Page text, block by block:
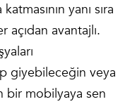
yanı sıra
açıdan avantajlı.
giyebileceğin veya
bir mobilyaya sen